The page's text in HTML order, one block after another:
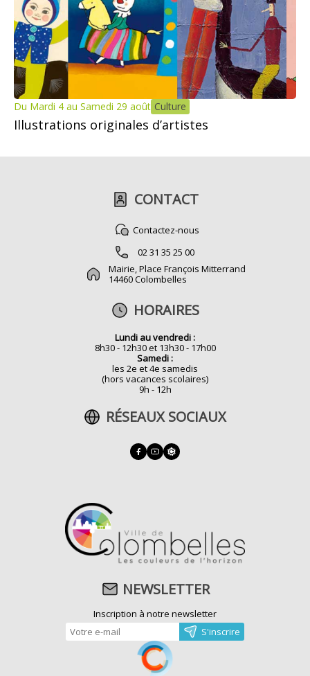
Du Mardi 4 au Samedi 29 août Culture
Illustrations originales d’artistes
CONTACT
Contactez-nous
02 31 35 25 00
Mairie, Place François Mitterrand
14460 Colombelles
HORAIRES
Lundi au vendredi :
8h30 - 12h30 et 13h30 - 17h00
Samedi :
les 2e et 4e samedis
(hors vacances scolaires)
9h - 12h
RÉSEAUX SOCIAUX
NEWSLETTER
Inscription à notre newsletter